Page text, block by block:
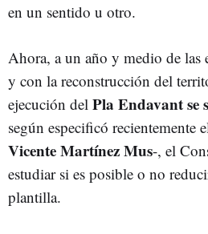
en un sentido u otro.
Ahora, a un año y medio de las
y con la reconstrucción del
ejecución del Pla Endavant se
según especificó recientemente
Vicente Martínez Mus-, el
estudiar si es posible o no
plantilla.